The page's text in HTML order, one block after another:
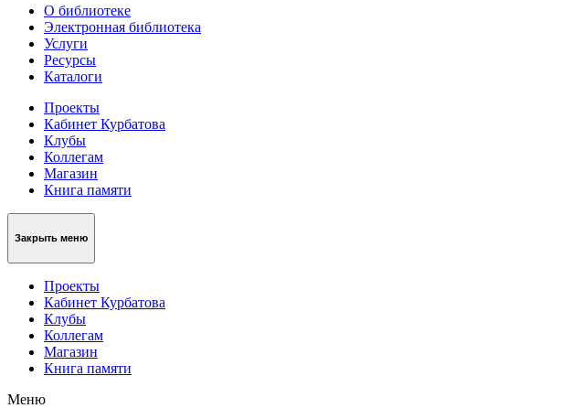
О библиотеке
Электронная библиотека
Услуги
Ресурсы
Каталоги
Проекты
Кабинет Курбатова
Клубы
Коллегам
Магазин
Книга памяти
Закрыть меню
Проекты
Кабинет Курбатова
Клубы
Коллегам
Магазин
Книга памяти
Меню